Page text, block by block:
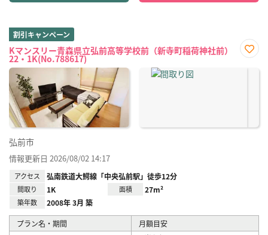
割引キャンペーン
Kマンスリー青森県立弘前高等学校前（新寺町稲荷神社前）
22・1K(No.788617)
に入
弘前市
情報更新日 2026/08/02 14:17
アクセス 弘南鉄道大鰐線「中央弘前駅」徒歩12分
間取り 1K 面積 27m²
築年数 2008年 3月 築
プラン名・期間
月額目安